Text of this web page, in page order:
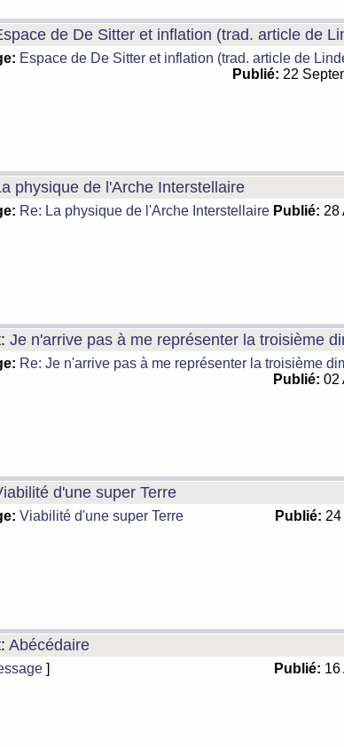
de De Sitter et inflation (trad. article de
Espace de De Sitter et inflation (trad. article de
Publié: 22
physique de l'Arche Interstellaire
Re: La physique de l'Arche Interstellaire Publié: 28
Je n'arrive pas à me représenter la troisième
Re: Je n'arrive pas à me représenter la troisième
Publié: 02
d'une super Terre
Viabilité d'une super Terre Publié:
Abécédaire
] Publié: 16